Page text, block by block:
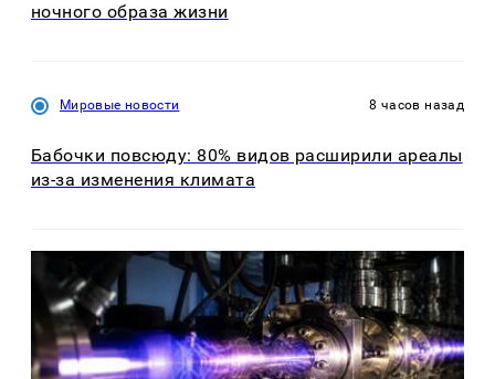
ночного образа жизни
Мировые новости 8 часов назад
Бабочки повсюду: 80% видов расширили ареалы
из-за изменения климата